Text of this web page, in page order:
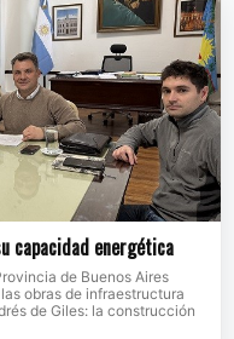
capacidad energética
de Buenos Aires
obras de infraestructura
de Giles: la construcción